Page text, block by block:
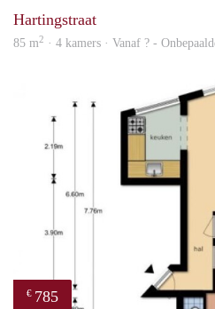
Hartingstraat
85 m2 · 4 kamers · Vanaf ? -
€ 785